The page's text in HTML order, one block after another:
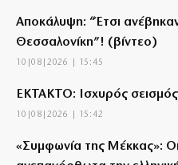
Αποκάλυψη: “Έτσι ανέβηκαν
Θεσσαλονίκη”! (βίντεο)
10|08|2026 | 15:45
ΕΚΤΑΚΤΟ: Ισχυρός
10|08|2026 | 15:42
«Συμφωνία της Μέκκας»: Οι